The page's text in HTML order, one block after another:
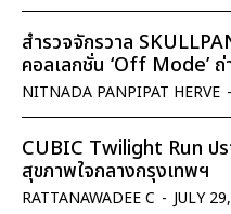
สำรวจจักรวาล
คอลเลกชั่น ‘Off Mode’
NITNADA PANPIPAT HERVE -
CUBIC Twilight Run ป
สุขภาพใจกลางกรุงเทพฯ
RATTANAWADEE C - JULY